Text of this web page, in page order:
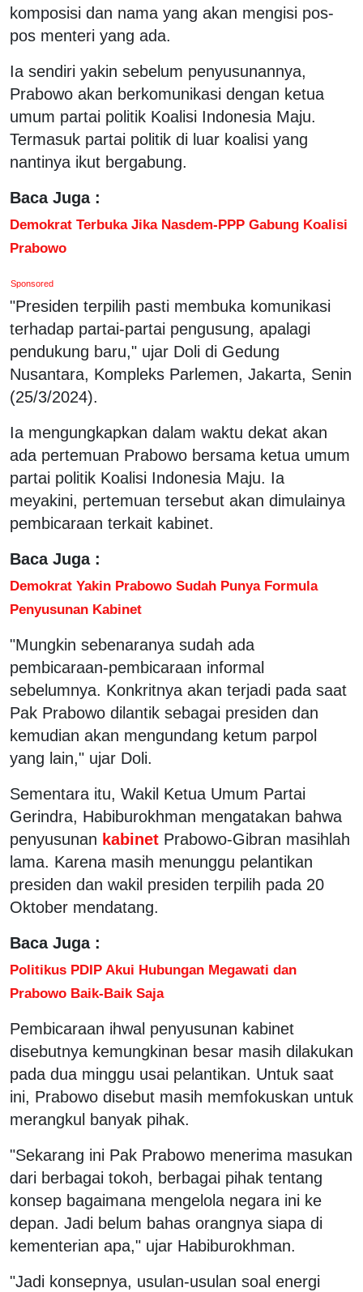
komposisi dan nama yang akan mengisi pos-
pos menteri yang ada.
Ia sendiri yakin sebelum penyusunannya,
Prabowo akan berkomunikasi dengan ketua
umum partai politik Koalisi Indonesia Maju.
Termasuk partai politik di luar koalisi yang
nantinya ikut bergabung.
Baca Juga :
Demokrat Terbuka Jika Nasdem-PPP Gabung Koalisi
Prabowo
Sponsored
"Presiden terpilih pasti membuka komunikasi
terhadap partai-partai pengusung, apalagi
pendukung baru," ujar Doli di Gedung
Nusantara, Kompleks Parlemen, Jakarta, Senin
(25/3/2024).
Ia mengungkapkan dalam waktu dekat akan
ada pertemuan Prabowo bersama ketua umum
partai politik Koalisi Indonesia Maju. Ia
meyakini, pertemuan tersebut akan dimulainya
pembicaraan terkait kabinet.
Baca Juga :
Demokrat Yakin Prabowo Sudah Punya Formula
Penyusunan Kabinet
"Mungkin sebenaranya sudah ada
pembicaraan-pembicaraan informal
sebelumnya. Konkritnya akan terjadi pada saat
Pak Prabowo dilantik sebagai presiden dan
kemudian akan mengundang ketum parpol
yang lain," ujar Doli.
Sementara itu, Wakil Ketua Umum Partai
Gerindra, Habiburokhman mengatakan bahwa
penyusunan kabinet Prabowo-Gibran masihlah
lama. Karena masih menunggu pelantikan
presiden dan wakil presiden terpilih pada 20
Oktober mendatang.
Baca Juga :
Politikus PDIP Akui Hubungan Megawati dan
Prabowo Baik-Baik Saja
Pembicaraan ihwal penyusunan kabinet
disebutnya kemungkinan besar masih dilakukan
pada dua minggu usai pelantikan. Untuk saat
ini, Prabowo disebut masih memfokuskan untuk
merangkul banyak pihak.
"Sekarang ini Pak Prabowo menerima masukan
dari berbagai tokoh, berbagai pihak tentang
konsep bagaimana mengelola negara ini ke
depan. Jadi belum bahas orangnya siapa di
kementerian apa," ujar Habiburokhman.
"Jadi konsepnya, usulan-usulan soal energi